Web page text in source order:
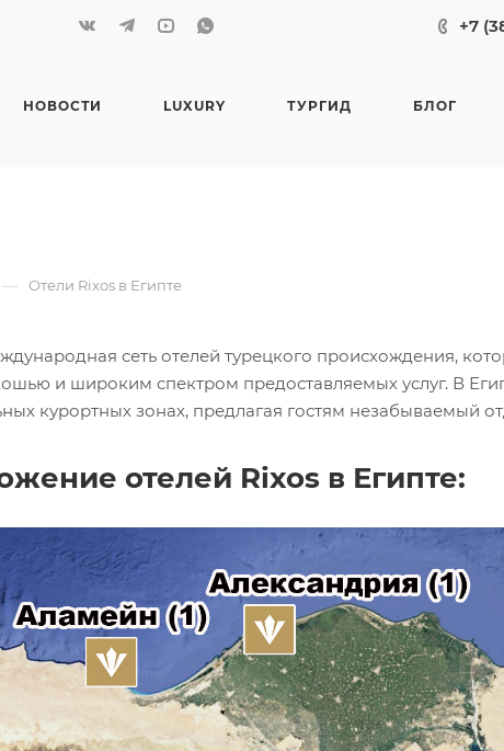
+7
НОВОСТИ LUXURY ТУРГИД БЛОГ
— Отели Rixos в Египте
сеть отелей турецкого происхождения,
и широким спектром предоставляемых услуг. В
курортных зонах, предлагая гостям незабываемый
отелей Rixos в Египте: